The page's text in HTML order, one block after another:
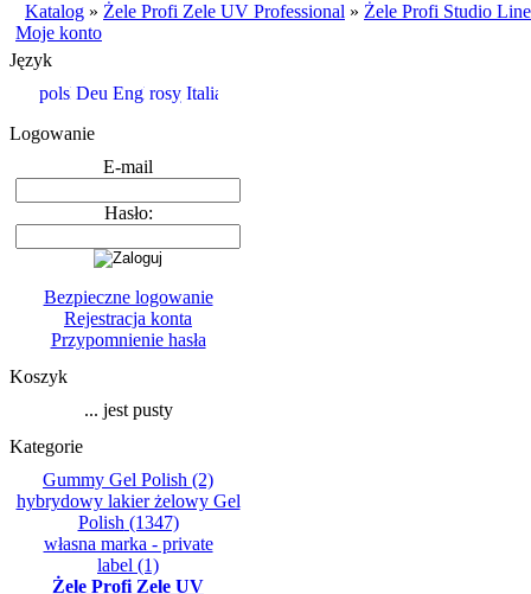
Katalog » Żele Profi Zele UV Professional » Żele Profi Studio Line
Moje konto
Język
Logowanie
E-mail
Hasło:
Bezpieczne logowanie
Rejestracja konta
Przypomnienie hasła
Koszyk
... jest pusty
Kategorie
Gummy Gel Polish (2)
hybrydowy lakier żelowy Gel
Polish (1347)
własna marka - private
label (1)
Żele Profi Zele UV